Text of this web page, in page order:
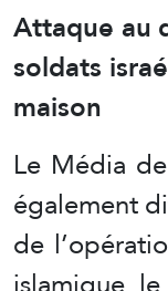
Attaque au
soldats
maison
Le Média
également
de